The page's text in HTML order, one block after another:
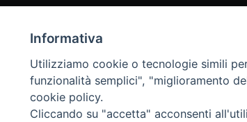
Informativa
Utilizziamo cookie o tecnologie simili
funzionalità semplici", "miglioramento
cookie policy.
Cliccando su "accetta" acconsenti